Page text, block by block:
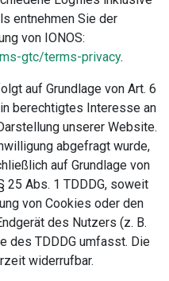
entnehmen Sie der
von IONOS:
gtc/terms-privacy.
auf Grundlage von Art. 6
berechtigtes Interesse an
unserer Website.
abgefragt wurde,
auf Grundlage von
25 Abs. 1 TDDDG, soweit
von Cookies oder den
des Nutzers (z. B.
des TDDDG umfasst. Die
widerrufbar.